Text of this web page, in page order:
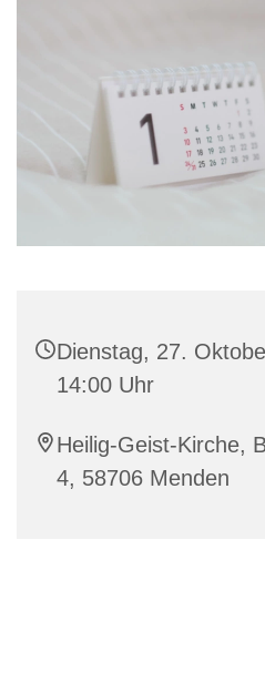
Dienstag, 27.
14:00 Uhr
Heilig-Geist-Kirche,
4, 58706 Menden